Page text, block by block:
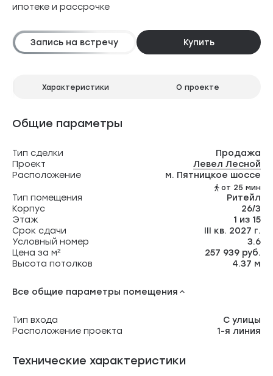
ипотеке и рассрочке
Запись на встречу Купить
Характеристики О проекте
Общие параметры
Тип сделки
Продажа
Проект
Левел Лесной
Расположение
м. Пятницкое шоссе
от 25 мин
Тип помещения
Ритейл
Корпус
26/3
Этаж
1 из 15
Срок сдачи
III кв. 2027 г.
Условный номер
3.6
Цена за м²
257 939 руб.
Высота потолков
4.37 м
Все общие параметры помещения
Тип входа
С улицы
Расположение проекта
1-я линия
Технические характеристики